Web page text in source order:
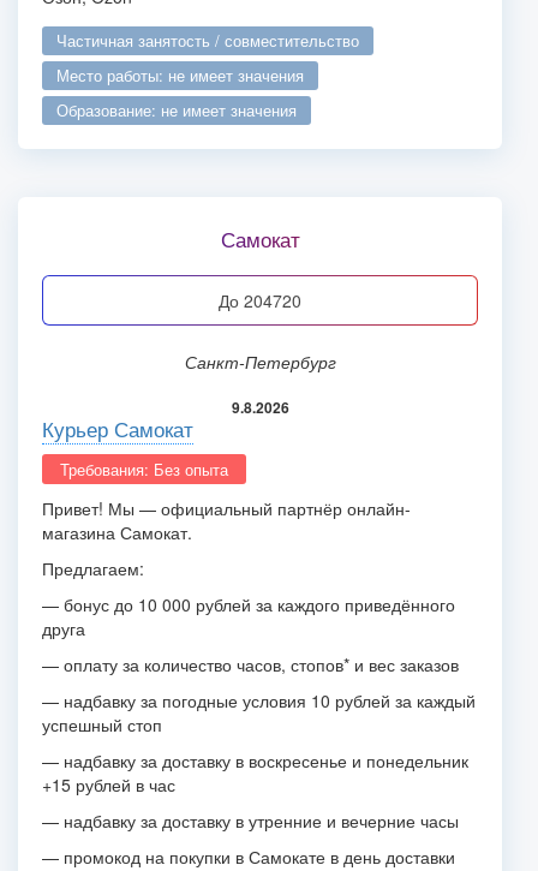
частичная занятость / совместительство
место работы: не имеет значения
образование: не имеет значения
Самокат
до 204720
Санкт-Петербург
9.8.2026
Курьер Самокат
Требования: Без опыта
Привет! Мы — официальный партнёр онлайн-
магазина Самокат.
Предлагаем:
— бонус до 10 000 рублей за каждого приведённого
друга
— оплату за количество часов, стопов* и вес заказов
— надбавку за погодные условия 10 рублей за каждый
успешный стоп
— надбавку за доставку в воскресенье и понедельник
+15 рублей в час
— надбавку за доставку в утренние и вечерние часы
— промокод на покупки в Самокате в день доставки